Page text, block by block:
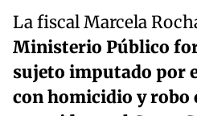
La fiscal Marcela
Ministerio Público
sujeto imputado por
con homicidio y